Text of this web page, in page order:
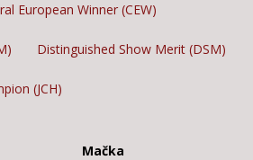
European Winner (CEW)
Distinguished Show Merit (DSM)
(JCH)
Mačka